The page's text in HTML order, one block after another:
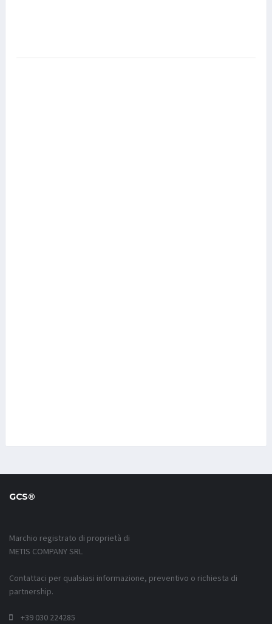
GCS®
Marchio registrato di proprietà di
METIS COMPANY SRL
Contattaci per qualsiasi informazione, preventivo o richiesta di
partnership.
+39 030 224285